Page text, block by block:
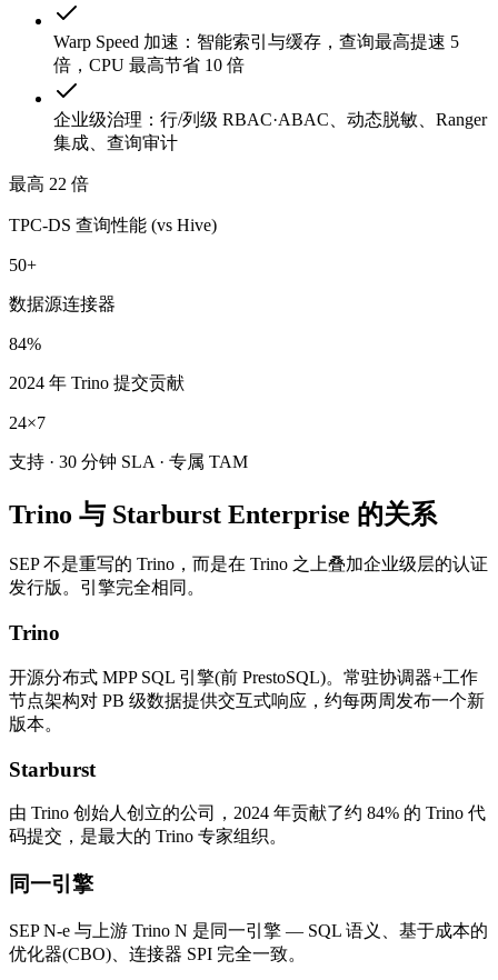
Warp Speed 加速：智能索引与缓存，查询最高提速 5
倍，CPU 最高节省 10 倍
企业级治理：行/列级 RBAC·ABAC、动态脱敏、Ranger
集成、查询审计
最高 22 倍
TPC-DS 查询性能 (vs Hive)
50+
数据源连接器
84%
2024 年 Trino 提交贡献
24×7
支持 · 30 分钟 SLA · 专属 TAM
Trino 与 Starburst Enterprise 的关系
SEP 不是重写的 Trino，而是在 Trino 之上叠加企业级层的认证
发行版。引擎完全相同。
Trino
开源分布式 MPP SQL 引擎(前 PrestoSQL)。常驻协调器+工作
节点架构对 PB 级数据提供交互式响应，约每两周发布一个新
版本。
Starburst
由 Trino 创始人创立的公司，2024 年贡献了约 84% 的 Trino 代
码提交，是最大的 Trino 专家组织。
同一引擎
SEP N-e 与上游 Trino N 是同一引擎 — SQL 语义、基于成本的
优化器(CBO)、连接器 SPI 完全一致。